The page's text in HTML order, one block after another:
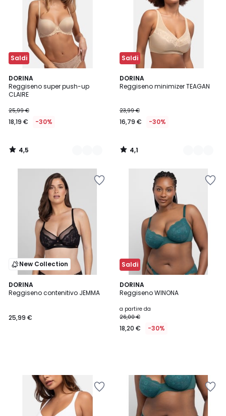
Saldi
DORINA
Reggiseno super push-up
CLAIRE
25,99 €
18,19 € -30%
4,5
/ 5
2
Colori
4,5
/
Saldi
DORINA
Reggiseno minimizer TEAGAN
23,99 €
16,79 € -30%
4,1
/ 5
2
Colori
4,1
/
New Collection
DORINA
Reggiseno contenitivo JEMMA
25,99 €
Saldi
DORINA
Reggiseno WINONA
a partire da
26,00 €
18,20 € -30%